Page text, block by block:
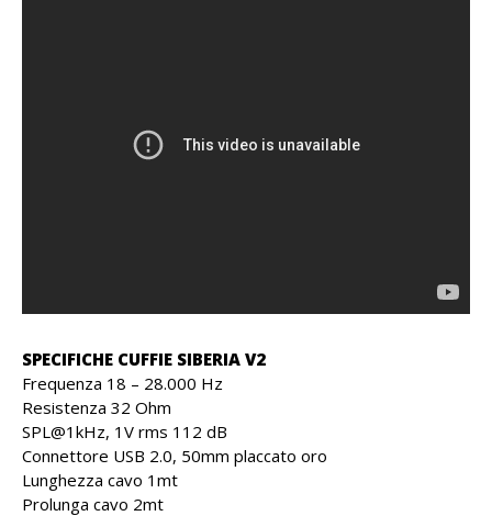
SPECIFICHE CUFFIE SIBERIA V2
Frequenza 18 – 28.000 Hz
Resistenza 32 Ohm
SPL@1kHz, 1V rms 112 dB
Connettore USB 2.0, 50mm placcato oro
Lunghezza cavo 1mt
Prolunga cavo 2mt